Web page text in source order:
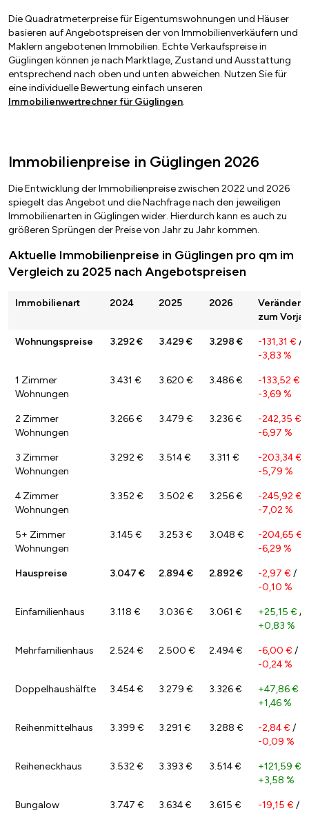
Die Quadratmeterpreise für Eigentumswohnungen und Häuser
basieren auf Angebotspreisen der von Immobilienverkäufern und
Maklern angebotenen Immobilien. Echte Verkaufspreise in
Güglingen können je nach Marktlage, Zustand und Ausstattung
entsprechend nach oben und unten abweichen. Nutzen Sie für
eine individuelle Bewertung einfach unseren
Immobilienwertrechner für Güglingen.
Immobilienpreise in Güglingen 2026
Die Entwicklung der Immobilienpreise zwischen 2022 und 2026
spiegelt das Angebot und die Nachfrage nach den jeweiligen
Immobilienarten in Güglingen wider. Hierdurch kann es auch zu
größeren Sprüngen der Preise von Jahr zu Jahr kommen.
Aktuelle Immobilienpreise in Güglingen pro qm im
Vergleich zu 2025 nach Angebotspreisen
Immobilienart 2024 2025 2026
zum
Wohnungspreise 3.292 € 3.429 € 3.298 € -131,31 € /
-3,83 %
1 Zimmer
Wohnungen
3.431 € 3.620 € 3.486 € -133,52 €
-3,69 %
2 Zimmer
Wohnungen
3.266 € 3.479 € 3.236 € -242,35 €
-6,97 %
3 Zimmer
Wohnungen
3.292 € 3.514 € 3.311 € -203,34 €
-5,79 %
4 Zimmer
Wohnungen
3.352 € 3.502 € 3.256 € -245,92 €
-7,02 %
5+ Zimmer
Wohnungen
3.145 € 3.253 € 3.048 € -204,65 €
-6,29 %
Hauspreise 3.047 € 2.894 € 2.892 € -2,97 € /
-0,10 %
Einfamilienhaus 3.118 € 3.036 € 3.061 € +25,15 € /
+0,83 %
Mehrfamilienhaus 2.524 € 2.500 € 2.494 € -6,00 € /
-0,24 %
Doppelhaushälfte 3.454 € 3.279 € 3.326 € +47,86 €
+1,46 %
Reihenmittelhaus 3.399 € 3.291 € 3.288 € -2,84 € /
-0,09 %
Reiheneckhaus 3.532 € 3.393 € 3.514 € +121,59 €
+3,58 %
Bungalow 3.747 € 3.634 € 3.615 € -19,15 € /